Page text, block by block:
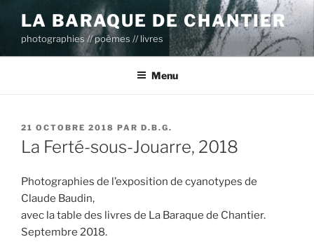
contenu
principal
LA BARAQUE DE CHANTIER
photographies // poèmes // livres
Menu
PUBLIÉ
LE
21 OCTOBRE 2018 PAR D.B.G.
La Ferté-sous-Jouarre, 2018
Photographies de l’exposition de cyanotypes de
Claude Baudin,
avec la table des livres de La Baraque de Chantier.
Septembre 2018.